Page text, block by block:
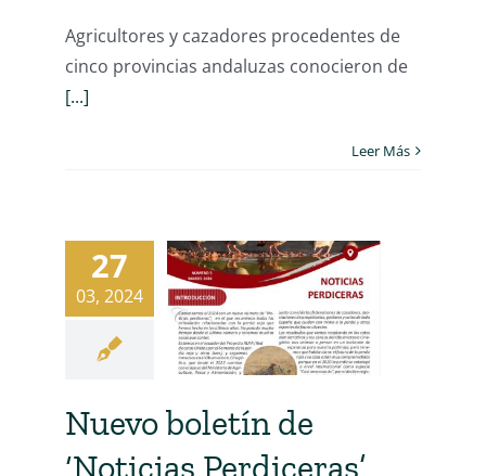
Agricultores y cazadores procedentes de
cinco provincias andaluzas conocieron de
[...]
Leer Más
27
03, 2024
Nuevo boletín de
‘Noticias Perdiceras’